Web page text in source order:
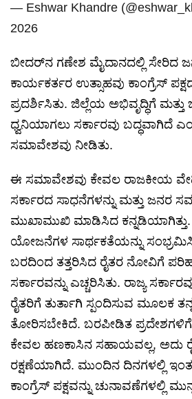
— Eshwar Khandre
2026
ಬೀದರ್‌ನ ಗಣೇಶ ಮೈದಾನದಲ್ಲಿ ಸೇರಿದ
ಕಾರ್ಯಕರ್ತರ ಉತ್ಸಾಹವು ಕಾಂಗ್ರೆಸ್
ಪ್ರದರ್ಶಿಸಿತು. ಜಿಲ್ಲೆಯ ಅಭಿವೃದ್ಧಿಗೆ ಮತ್ತು
ಧ್ವನಿಯಾಗಲು ಸರ್ಕಾರವು ಬದ್ಧವಾಗಿದೆ
ಸಮಾವೇಶವು ನೀಡಿತು.
ಈ ಸಮಾವೇಶವು ಕೇವಲ ರಾಜಕೀಯ
ಸರ್ಕಾರದ ಸಾಧನೆಗಳನ್ನು ಮತ್ತು ಜನರ
ಮುಖಾಮುಖಿ ಮಾಡಿಸಿದ
ಯೋಜನೆಗಳ ಸಾರ್ಥಕತೆಯನ್ನು
ಬರದಿಂದ ತತ್ತರಿಸಿದ ರೈತರ ನೋವಿಗೆ
ಸರ್ಕಾರವನ್ನು ಎಚ್ಚರಿಸಿತು. ರಾಜ್ಯ
ರೈತರಿಗೆ ತುರ್ತಾಗಿ ಸ್ಪಂದಿಸುವ ಮೂಲಕ
ತೋರಿಸಬೇಕಿದೆ. ಬರಪೀಡಿತ
ಕೇವಲ ಹಣಕಾಸಿನ ಸಹಾಯವಲ್ಲ, ಅದು
ರಕ್ಷಣೆಯಾಗಿದೆ. ಮುಂದಿನ ದಿನಗಳಲ್ಲಿ
ಕಾಂಗ್ರೆಸ್ ಪಕ್ಷವನ್ನು ಚುನಾವಣೆಗಳಲ್ಲಿ